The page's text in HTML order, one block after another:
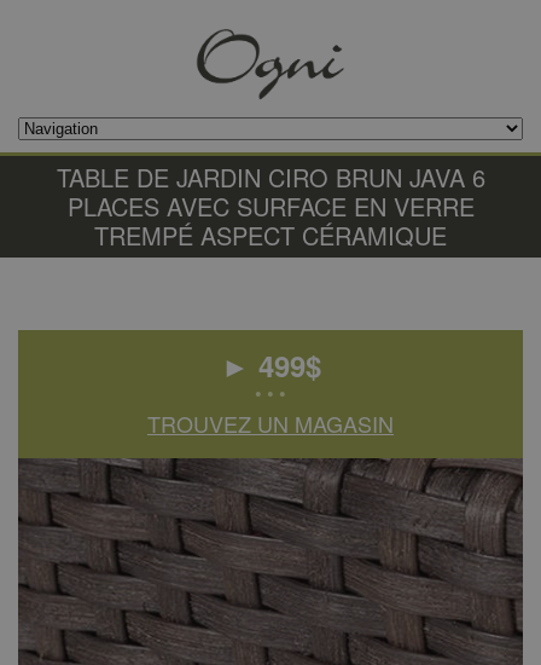
TABLE DE JARDIN CIRO BRUN JAVA 6
PLACES AVEC SURFACE EN VERRE
TREMPÉ ASPECT CÉRAMIQUE
► 499$
• • •
TROUVEZ UN MAGASIN